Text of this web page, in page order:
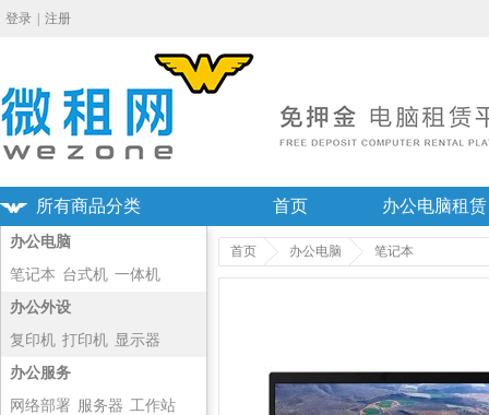
登录 注册
首页 办公电脑租赁
所有商品分类
办公电脑
笔记本 台式机 一体机
主机
办公外设
复印机 打印机 显示器
投影仪
办公服务
网络部署 服务器 工作站
首页 办公电脑 笔记本